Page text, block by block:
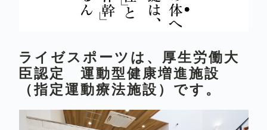
ライゼスポーツは、厚生労働大
臣認定 運動型健康増進施設
（指定運動療法施設）です。